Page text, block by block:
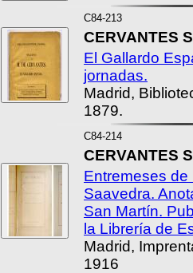
C84-213
CERVANTES
El Gallardo
jornadas.
Madrid,
1879.
C84-214
CERVANTES
Entremeses
Saavedra.
San Martín.
la Librería de
Madrid,
1916